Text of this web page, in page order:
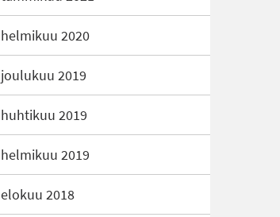
helmikuu 2020
joulukuu 2019
huhtikuu 2019
helmikuu 2019
elokuu 2018